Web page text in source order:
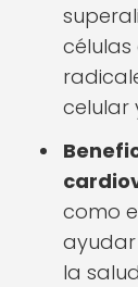
celular
como
ayudar
la